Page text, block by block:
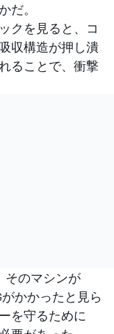
だ。
クを見ると、コ
収構造が押し潰
ることで、衝撃
そのマシンが
かかったと見ら
を守るために